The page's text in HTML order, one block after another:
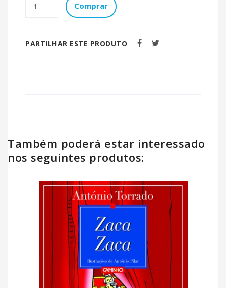
Comprar
PARTILHAR ESTE PRODUTO
Também poderá estar interessado
nos seguintes produtos: